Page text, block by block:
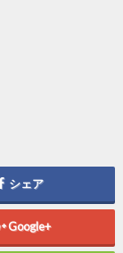
シェア
Google+